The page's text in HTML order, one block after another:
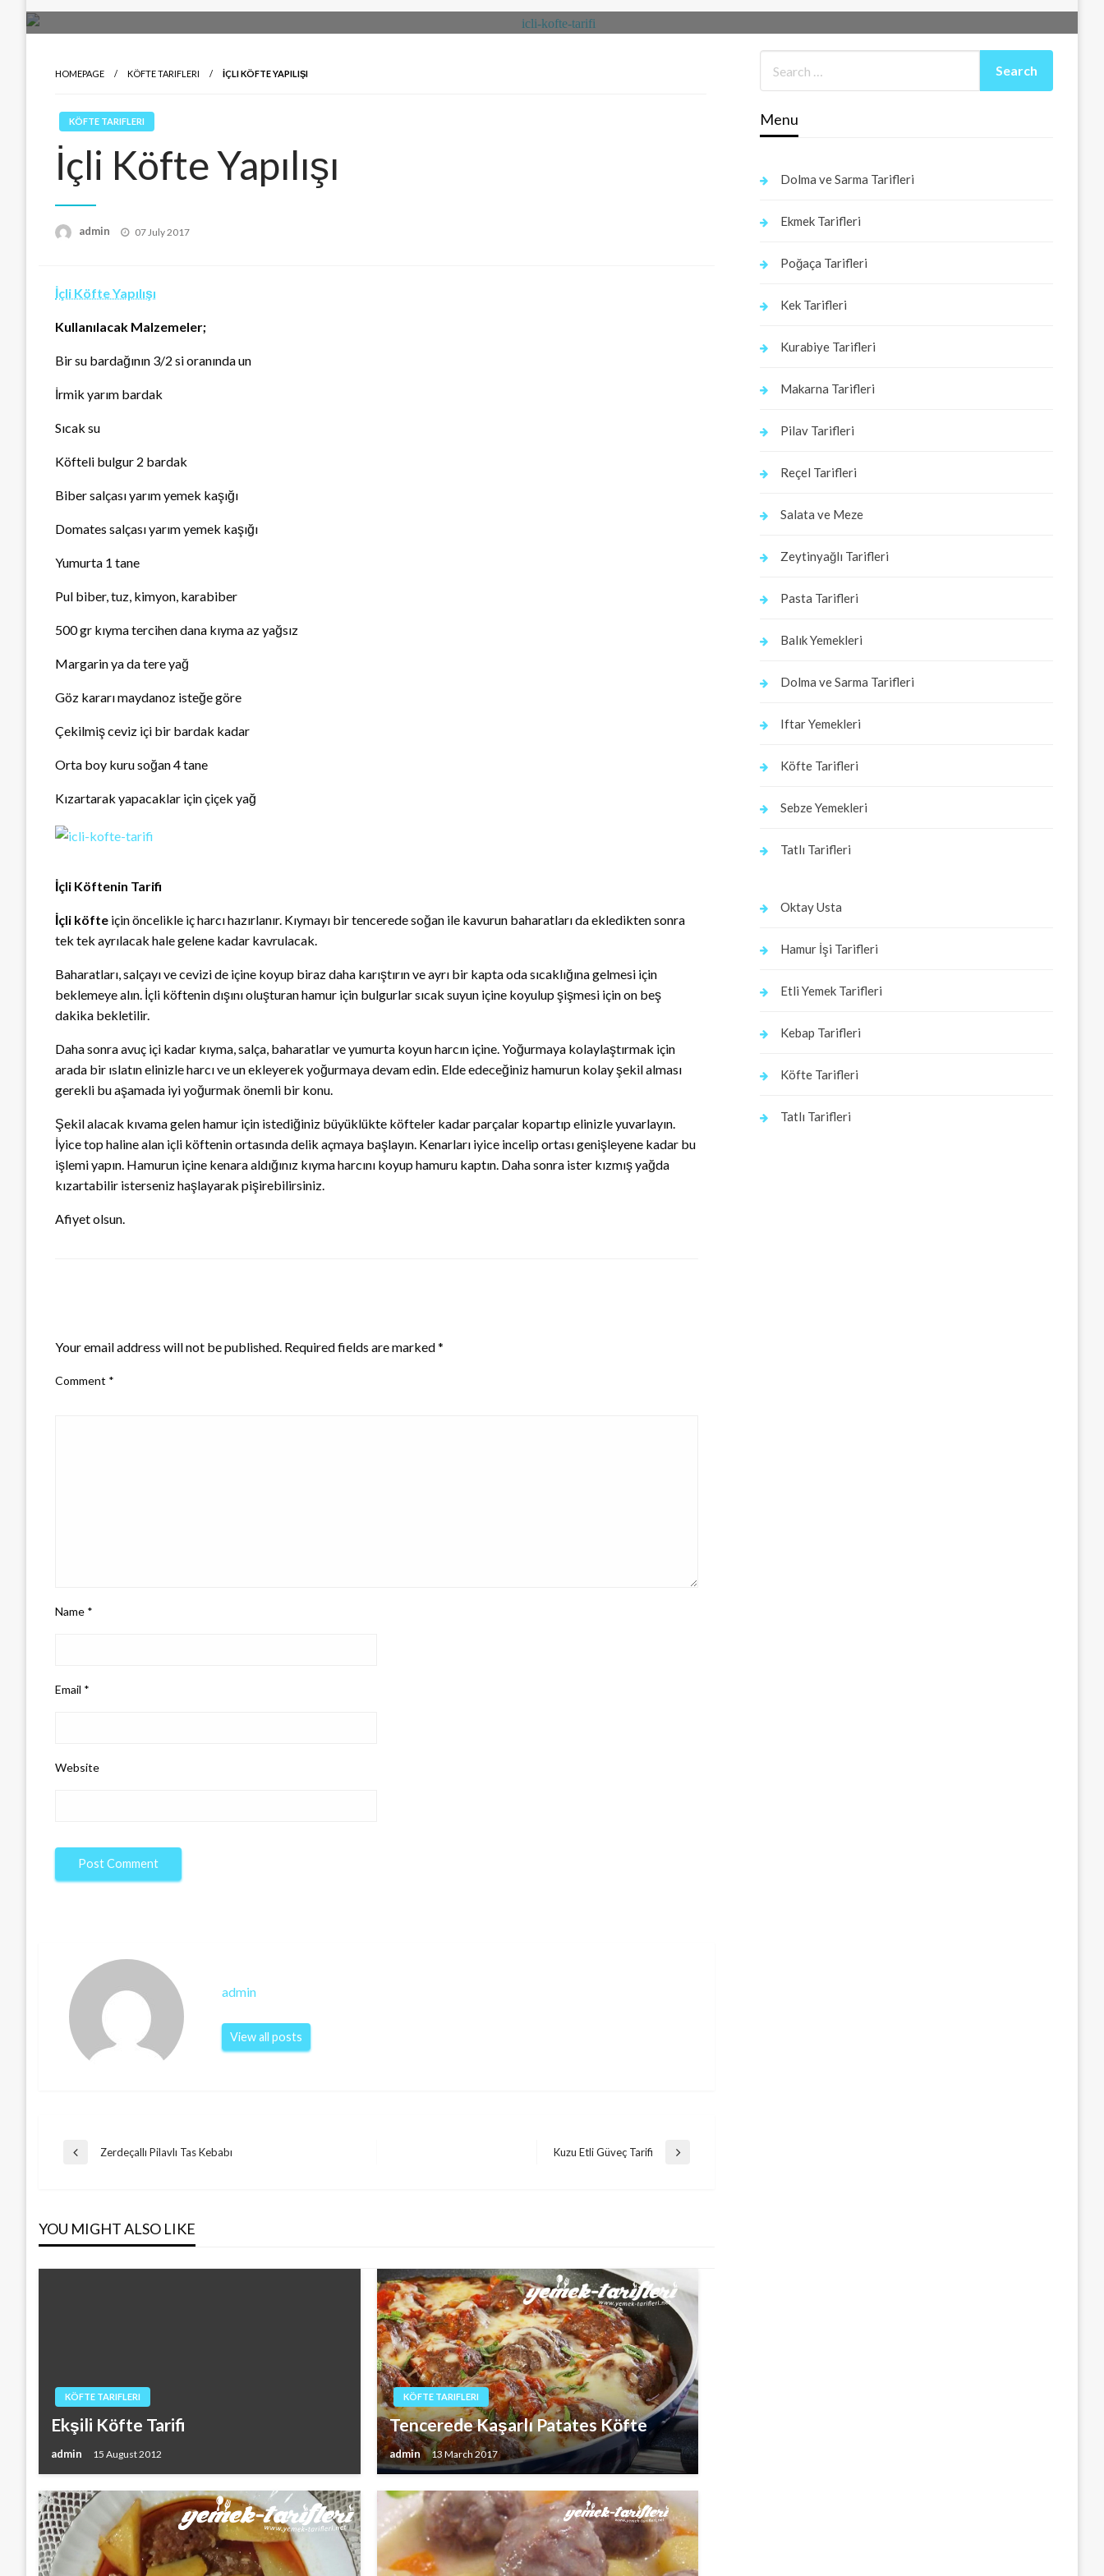
HOMEPAGE KÖFTE TARIFLERI İÇLI KÖFTE YAPILIŞI
KÖFTE TARIFLERI
İçli Köfte Yapılışı
admin
Posted
07 July 2017
İçli Köfte Yapılışı
Kullanılacak Malzemeler;
Bir su bardağının 3/2 si oranında un
İrmik yarım bardak
Sıcak su
Köfteli bulgur 2 bardak
Biber salçası yarım yemek kaşığı
Domates salçası yarım yemek kaşığı
Yumurta 1 tane
Pul biber, tuz, kimyon, karabiber
500 gr kıyma tercihen dana kıyma az yağsız
Margarin ya da tere yağ
Göz kararı maydanoz isteğe göre
Çekilmiş ceviz içi bir bardak kadar
Orta boy kuru soğan 4 tane
Kızartarak yapacaklar için çiçek yağ
İçli Köftenin Tarifi
İçli köfte için öncelikle iç harcı hazırlanır. Kıymayı bir tencerede soğan ile kavurun baharatları da ekledikten sonra
tek tek ayrılacak hale gelene kadar kavrulacak.
Baharatları, salçayı ve cevizi de içine koyup biraz daha karıştırın ve ayrı bir kapta oda sıcaklığına gelmesi için
beklemeye alın. İçli köftenin dışını oluşturan hamur için bulgurlar sıcak suyun içine koyulup şişmesi için on beş
dakika bekletilir.
Daha sonra avuç içi kadar kıyma, salça, baharatlar ve yumurta koyun harcın içine. Yoğurmaya kolaylaştırmak için
arada bir ıslatın elinizle harcı ve un ekleyerek yoğurmaya devam edin. Elde edeceğiniz hamurun kolay şekil alması
gerekli bu aşamada iyi yoğurmak önemli bir konu.
Şekil alacak kıvama gelen hamur için istediğiniz büyüklükte köfteler kadar parçalar kopartıp elinizle yuvarlayın.
İyice top haline alan içli köftenin ortasında delik açmaya başlayın. Kenarları iyice incelip ortası genişleyene kadar bu
işlemi yapın. Hamurun içine kenara aldığınız kıyma harcını koyup hamuru kaptın. Daha sonra ister kızmış yağda
kızartabilir isterseniz haşlayarak pişirebilirsiniz.
Afiyet olsun.
Your email address will not be published. Required fields are marked*
Comment *
Name *
Email *
Website
admin
View all posts
Post
Previous
Zerdeçallı Pilavlı Tas Kebabı
Next
Kuzu Etli Güveç Tarifi
YOU MIGHT ALSO LIKE
KÖFTE TARIFLERI
Ekşili Köfte Tarifi
admin 15 August 2012
KÖFTE TARIFLERI
Tencerede Kaşarlı Patates Köfte
admin 13 March 2017
Menu
Dolma ve Sarma Tarifleri
Ekmek Tarifleri
Poğaça Tarifleri
Kek Tarifleri
Kurabiye Tarifleri
Makarna Tarifleri
Pilav Tarifleri
Reçel Tarifleri
Salata ve Meze
Zeytinyağlı Tarifleri
Pasta Tarifleri
Balık Yemekleri
Dolma ve Sarma Tarifleri
Iftar Yemekleri
Köfte Tarifleri
Sebze Yemekleri
Tatlı Tarifleri
Oktay Usta
Hamur İşi Tarifleri
Etli Yemek Tarifleri
Kebap Tarifleri
Köfte Tarifleri
Tatlı Tarifleri